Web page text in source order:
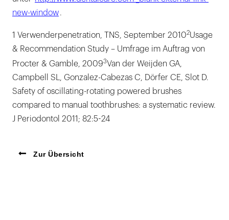
new-window.
1 Verwenderpenetration, TNS, September 20102Usage
& Recommendation Study – Umfrage im Auftrag von
Procter & Gamble, 20093Van der Weijden GA,
Campbell SL, Gonzalez-Cabezas C, Dörfer CE, Slot D.
Safety of oscillating-rotating powered brushes
compared to manual toothbrushes: a systematic review.
J Periodontol 2011; 82:5-24
Zur Übersicht